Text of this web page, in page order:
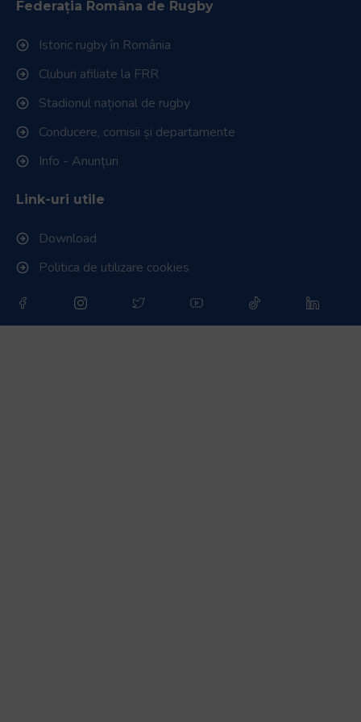
Federația Româna de Rugby
Istoric rugby în România
Cluburi afiliate la FRR
Stadionul național de rugby
Conducere, comisii și departamente
Info - Anunțuri
Link-uri utile
Download
Politica de utilizare cookies